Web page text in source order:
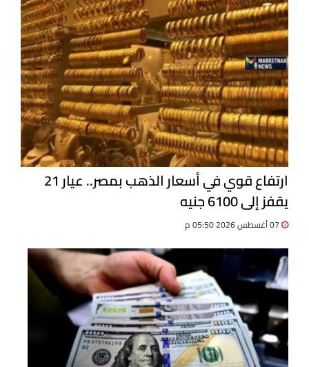
ارتفاع قوي في أسعار الذهب بمصر.. عيار 21
يقفز إلى 6100 جنيه